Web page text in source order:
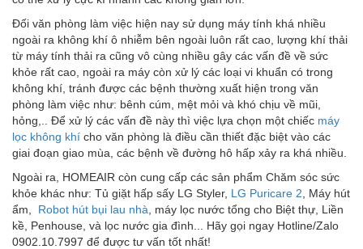
Đối văn phòng làm việc hiện nay sử dụng máy tính khá nhiều
ngoài ra không khí ô nhiễm bên ngoài luôn rất cao, lượng khí thải
từ máy tính thải ra cũng vô cùng nhiều gây các vấn đề về sức
khỏe rất cao, ngoài ra máy còn xử lý các loại vi khuẩn có trong
không khí, tránh được các bệnh thường xuất hiện trong văn
phòng làm việc như: bênh cúm, mệt mỏi và khó chịu về mũi,
hỏng,.. Để xử lý các vấn đề này thì việc lựa chọn một chiếc máy
lọc không khí cho văn phòng là điều cần thiết đặc biệt vào các
giai đoạn giao mùa, các bệnh về đường hô hấp xảy ra khá nhiều.
Ngoài ra, HOMEAIR còn cung cấp các sản phẩm Chăm sóc sức
khỏe khác như: Tủ giặt hấp sấy LG Styler, LG Puricare 2 , Máy hút
ẩm, Robot hút bụi lau nhà , máy lọc nước tổng cho Biệt thự, Liền
kề, Penhouse, và lọc nước gia đình... Hãy gọi ngay Hotline/Zalo
0902.10.7997 để được tư vấn tốt nhất!